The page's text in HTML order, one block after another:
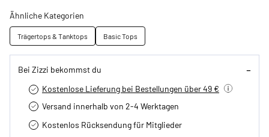
Ähnliche Kategorien
Trägertops & Tanktops Basic Tops
Bei Zizzi bekommst du
Kostenlose Lieferung bei Bestellungen über 49 €
Versand innerhalb von 2-4 Werktagen
Kostenlos Rücksendung für Mitglieder